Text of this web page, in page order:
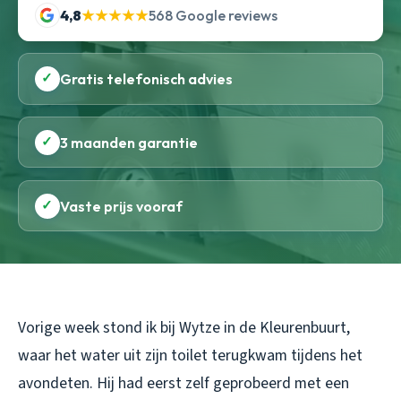
4,8★★★★★568 Google reviews
✓ Gratis telefonisch advies
✓ 3 maanden garantie
✓ Vaste prijs vooraf
Vorige week stond ik bij Wytze in de Kleurenbuurt,
waar het water uit zijn toilet terugkwam tijdens het
avondeten. Hij had eerst zelf geprobeerd met een